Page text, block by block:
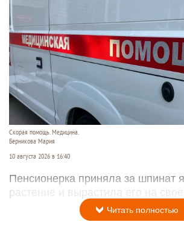
Скорая помощь. Медицина.
Берникова Мария
10 августа 2026 в 16:40
Пенсионерка приняла за шпинат
растение и вырастила его на
Читать полностью